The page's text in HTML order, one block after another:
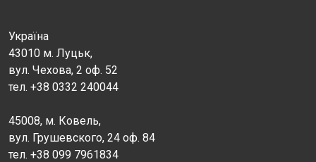
Україна
43010 м. Луцьк,
вул. Чехова, 2 оф. 52
тел. +38 0332 240044
45008, м. Ковель,
вул. Грушевского, 24 оф. 84
тел. +38 099 7961834